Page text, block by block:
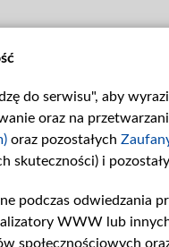
do serwisu", aby
oraz na
oraz pozostałych
skuteczności) i
podczas odwiedzania
WWW lub
społecznościowych